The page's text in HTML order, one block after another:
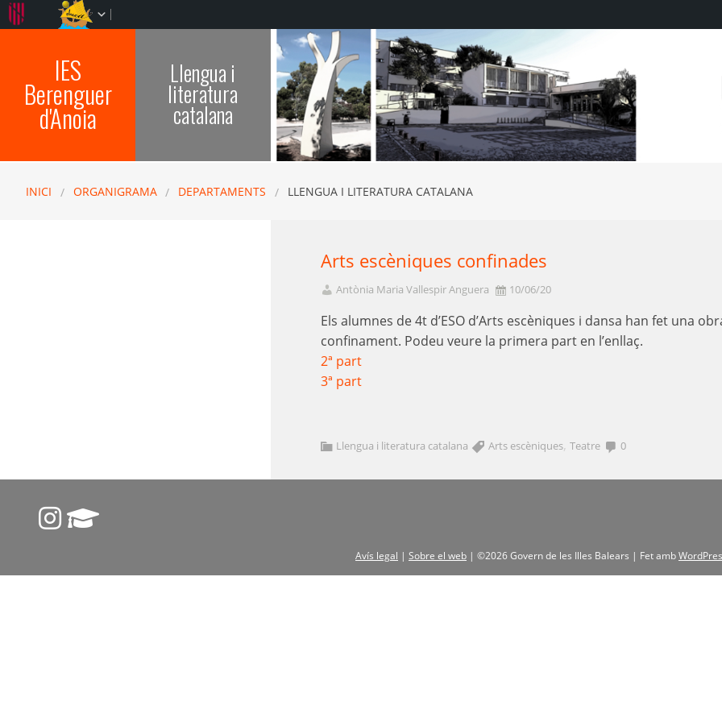
IES
Berenguer
d'Anoia
Llengua i
literatura
catalana
INICI ORGANIGRAMA DEPARTAMENTS LLENGUA I LITERATURA CATALANA
Arts escèniques confinades
Antònia Maria Vallespir Anguera 10/06/20
Els alumnes de 4t d’ESO d’Arts escèniques i dansa han fet una
confinament. Podeu veure la primera part en l’enllaç.
2ª part
3ª part
Llengua i literatura catalana Arts escèniques,Teatre 0
Avís legal | Sobre el web | ©2026 Govern de les Illes Balears | Fet amb